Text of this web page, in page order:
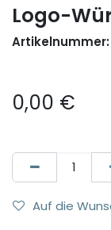
Logo-
Artikelnummer:
0,00 €
Auf die